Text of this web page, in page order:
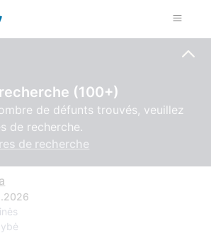
(100+)
de défunts trouvés, veuillez
de recherche.
de recherche